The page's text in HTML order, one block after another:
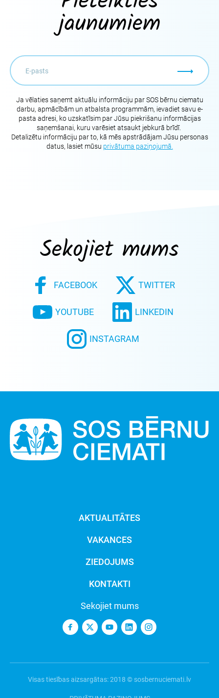
jaunumiem
Ja vēlaties saņemt aktuālu informāciju par SOS bērnu ciematu
darbu, apmācībām un atbalsta programmām, ievadiet savu e-
pasta adresi, ko uzskatīsim par Jūsu piekrišanu informācijas
saņemšanai, kuru varēsiet atsaukt jebkurā brīdī.
Detalizētu informāciju par to, kā mēs apstrādājam Jūsu personas
datus, lasiet mūsu privātuma paziņojumā.
Sekojiet mums
FACEBOOK TWITTER
YOUTUBE LINKEDIN
INSTAGRAM
AKTUALITĀTES
VAKANCES
ZIEDOJUMS
KONTAKTI
Sekojiet mums
Visas tiesības aizsargātas: 2018 © sosbernuciemati.lv